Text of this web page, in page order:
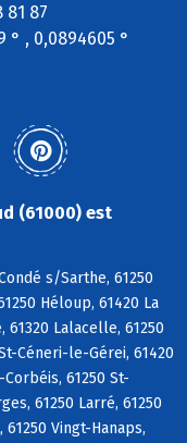
81 87
° , 0,0894605 °
(61000) est
s/Sarthe, 61250
Héloup, 61420 La
Lalacelle, 61250
Céneri-le-Gérei, 61420
61250 St-
61250 Larré, 61250
Vingt-Hanaps,